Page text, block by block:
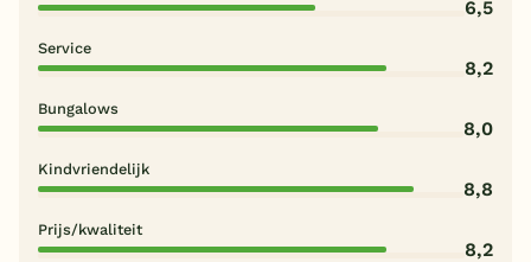
6,5
Service
8,2
Bungalows
8,0
Kindvriendelijk
8,8
Prijs/kwaliteit
8,2